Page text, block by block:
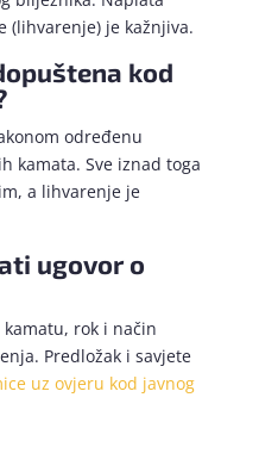
(lihvarenje) je kažnjiva.
kod
određenu
kamata. Sve iznad toga
a lihvarenje je
ugovor o
rok i način
Predložak i savjete
uz ovjeru kod javnog